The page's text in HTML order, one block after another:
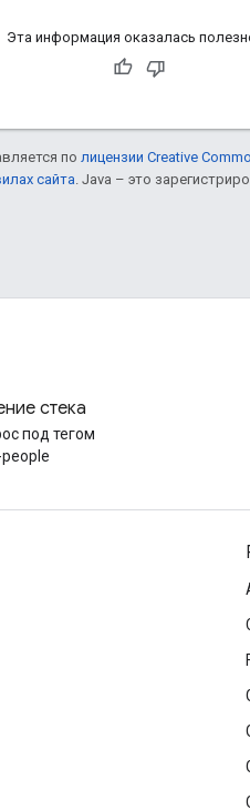
Эта информация оказалась
по лицензии Creative
сайта . Java – это
стека
под тегом